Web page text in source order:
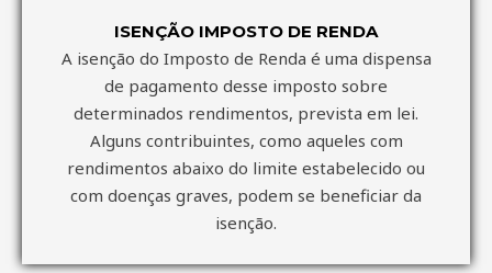
ISENÇÃO IMPOSTO DE RENDA
A isenção do Imposto de Renda é uma dispensa
de pagamento desse imposto sobre
determinados rendimentos, prevista em lei.
Alguns contribuintes, como aqueles com
rendimentos abaixo do limite estabelecido ou
com doenças graves, podem se beneficiar da
isenção.